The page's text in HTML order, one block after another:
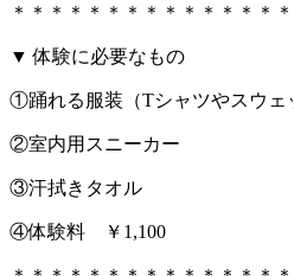
＊＊＊＊＊＊＊＊＊＊＊＊＊＊
▼ 体験に必要なもの
①踊れる服装（Tシャツやスウェ
②室内用スニーカー
③汗拭きタオル
④体験料 ￥1,100